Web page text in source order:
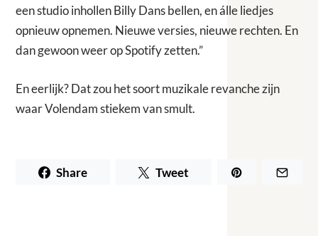
een studio inhollen Billy Dans bellen, en álle liedjes
opnieuw opnemen. Nieuwe versies, nieuwe rechten. En
dan gewoon weer op Spotify zetten.”
En eerlijk? Dat zou het soort muzikale revanche zijn
waar Volendam stiekem van smult.
Share Tweet